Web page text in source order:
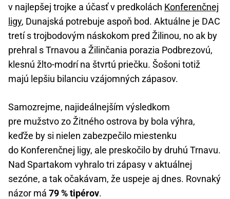
v najlepšej trojke a účasť v predkolách Konferenčnej
ligy, Dunajská potrebuje aspoň bod. Aktuálne je DAC
tretí s trojbodovým náskokom pred Žilinou, no ak by
prehral s Trnavou a Žilinčania porazia Podbrezovú,
klesnú žlto-modrí na štvrtú priečku. Šošoni totiž
majú lepšiu bilanciu vzájomných zápasov.
Samozrejme, najideálnejším výsledkom
pre mužstvo zo Žitného ostrova by bola výhra,
keďže by si nielen zabezpečilo miestenku
do Konferenčnej ligy, ale preskočilo by druhú Trnavu.
Nad Spartakom vyhralo tri zápasy v aktuálnej
sezóne, a tak očakávam, že uspeje aj dnes. Rovnaký
názor má 79 % tipérov.